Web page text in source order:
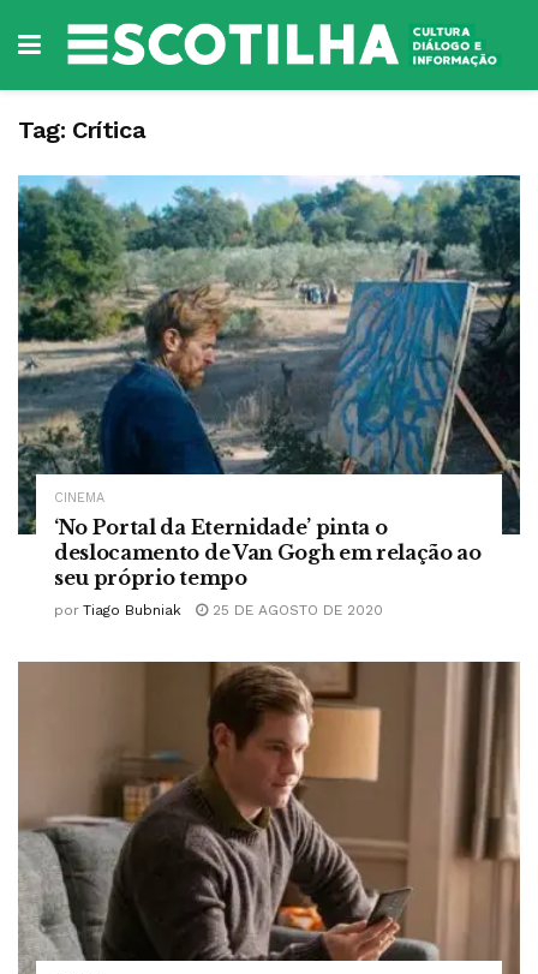
Tag: Crítica
CINEMA
‘No Portal da Eternidade’ pinta o
deslocamento de Van Gogh em relação ao
seu próprio tempo
por Tiago Bubniak 25 DE AGOSTO DE 2020